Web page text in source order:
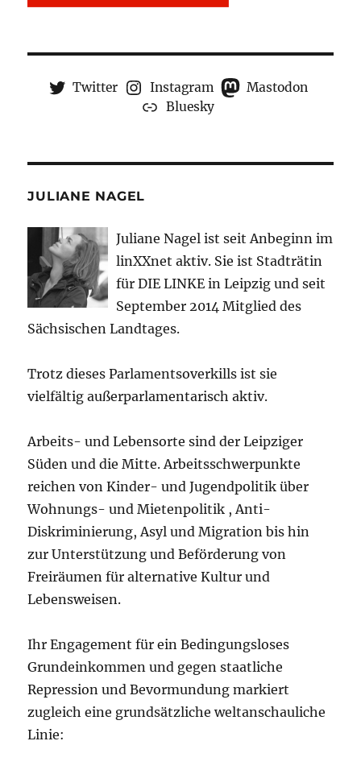
Twitter Instagram
Mastodon
Bluesky
JULIANE NAGEL
Juliane Nagel ist seit Anbeginn im
linXXnet aktiv. Sie ist Stadträtin
für DIE LINKE in Leipzig und seit
September 2014 Mitglied des
Sächsischen Landtages.
Trotz dieses Parlamentsoverkills ist sie
vielfältig außerparlamentarisch aktiv.
Arbeits- und Lebensorte sind der Leipziger
Süden und die Mitte. Arbeitsschwerpunkte
reichen von Kinder- und Jugendpolitik über
Wohnungs- und Mietenpolitik , Anti-
Diskriminierung, Asyl und Migration bis hin
zur Unterstützung und Beförderung von
Freiräumen für alternative Kultur und
Lebensweisen.
Ihr Engagement für ein Bedingungsloses
Grundeinkommen und gegen staatliche
Repression und Bevormundung markiert
zugleich eine grundsätzliche weltanschauliche
Linie: